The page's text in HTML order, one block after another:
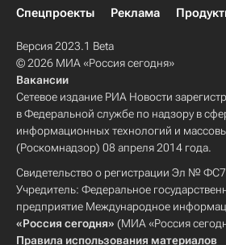
Спецпроекты
Реклама
Версия 2023.1 Beta
© 2026 МИА «Россия сегодня»
Вакансии
Сетевое издание РИА Новости
в Федеральной службе по надзору в
информационных технологий и
(Роскомнадзор) 08 апреля 2014 года.
Свидетельство о регистрации Эл №
Учредитель: Федеральное
предприятие Международное
«Россия сегодня» (МИА «Россия
Правила использования материалов